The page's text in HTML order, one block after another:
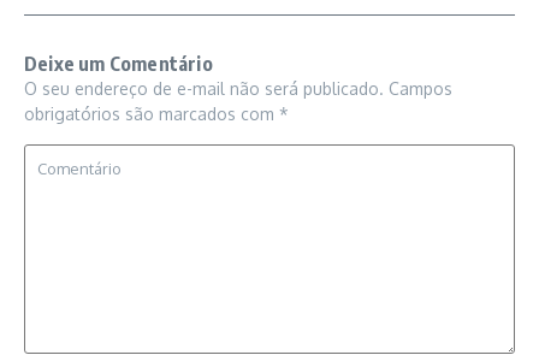
Deixe um Comentário
O seu endereço de e-mail não será publicado. Campos
obrigatórios são marcados com *